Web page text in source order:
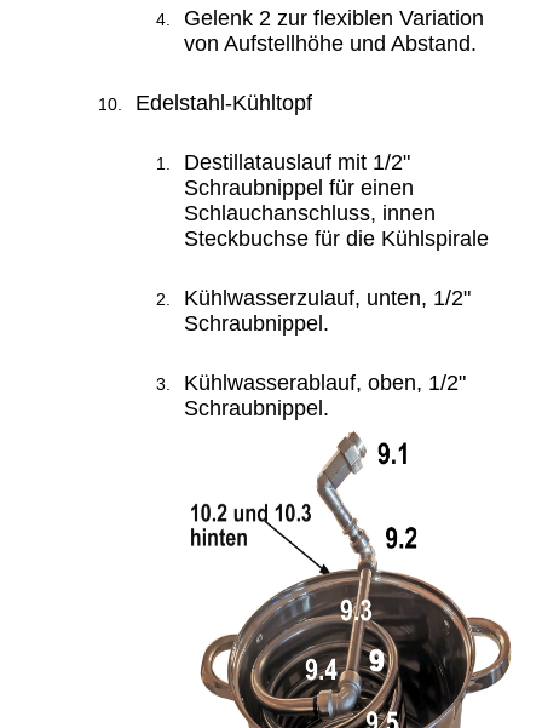
Gelenk 2 zur flexiblen Variation
von Aufstellhöhe und Abstand.
Edelstahl-Kühltopf
Destillatauslauf mit 1/2"
Schraubnippel für einen
Schlauchanschluss, innen
Steckbuchse für die Kühlspirale
Kühlwasserzulauf, unten, 1/2"
Schraubnippel.
Kühlwasserablauf, oben, 1/2"
Schraubnippel.